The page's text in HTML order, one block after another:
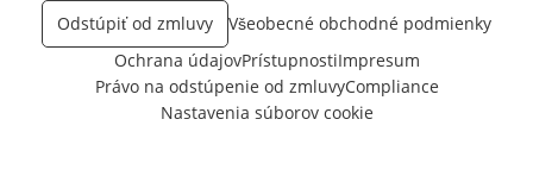
Odstúpiť od zmluvy
Všeobecné obchodné podmienky
Ochrana údajovPrístupnostiImpresum
Právo na odstúpenie od zmluvyCompliance
Nastavenia súborov cookie